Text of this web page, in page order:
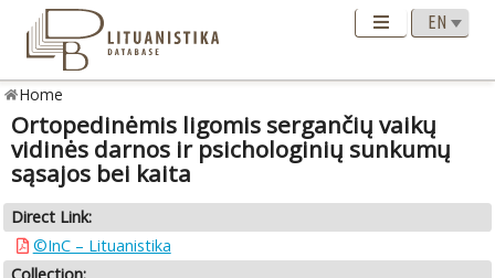
Home
Ortopedinėmis ligomis sergančių vaikų
vidinės darnos ir psichologinių sunkumų
sąsajos bei kaita
Direct Link:
©InC – Lituanistika